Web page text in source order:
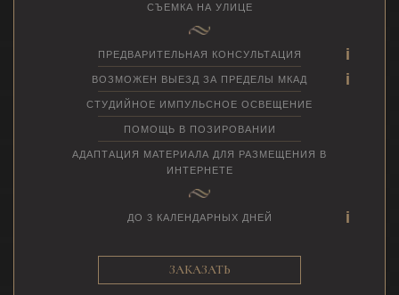
СЪЕМКА НА УЛИЦЕ
ПРЕДВАРИТЕЛЬНАЯ КОНСУЛЬТАЦИЯ
ВОЗМОЖЕН ВЫЕЗД ЗА ПРЕДЕЛЫ МКАД
СТУДИЙНОЕ ИМПУЛЬСНОЕ ОСВЕЩЕНИЕ
ПОМОЩЬ В ПОЗИРОВАНИИ
АДАПТАЦИЯ МАТЕРИАЛА ДЛЯ РАЗМЕЩЕНИЯ В
ИНТЕРНЕТЕ
ДО 3 КАЛЕНДАРНЫХ ДНЕЙ
ЗАКАЗАТЬ